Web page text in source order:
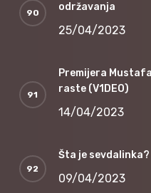
održavanja
25/04/2023
Premijera
raste (V1DEO)
14/04/2023
Šta je sevdalinka?
09/04/2023